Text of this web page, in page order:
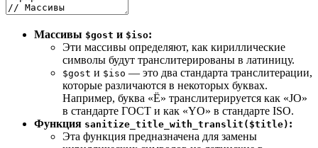
Массивы $gost и $iso:
Эти массивы определяют, как кириллические
символы будут транслитерированы в латиницу.
$gost и $iso — это два стандарта транслитерации,
которые различаются в некоторых буквах.
Например, буква «Ё» транслитерируется как «JO»
в стандарте ГОСТ и как «YO» в стандарте ISO.
Функция sanitize_title_with_translit($title) :
Эта функция предназначена для замены